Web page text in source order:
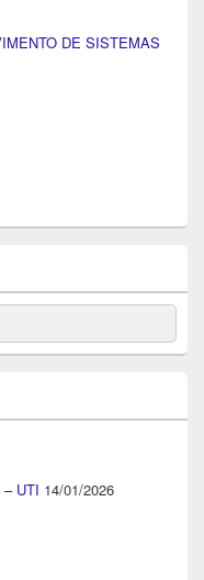
DE SISTEMAS
UTI 14/01/2026